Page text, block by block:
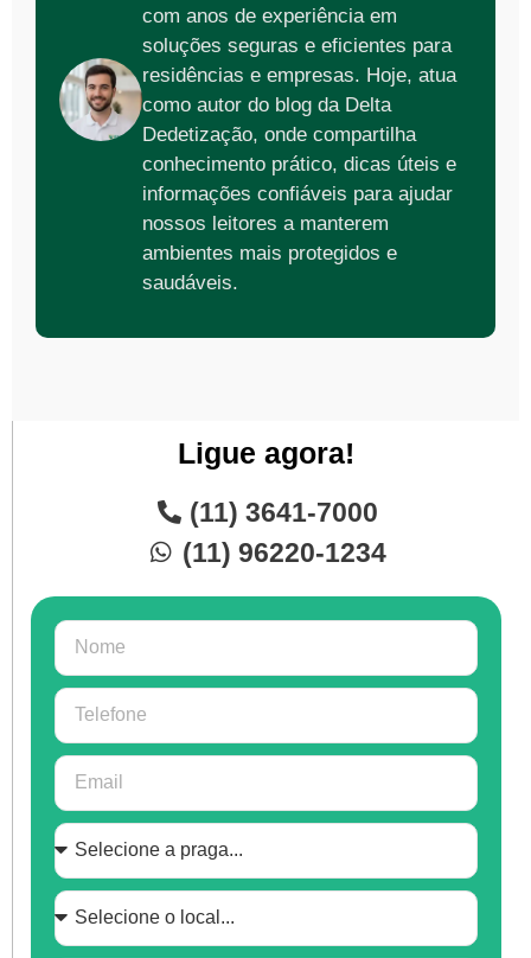
com anos de experiência em
soluções seguras e eficientes para
residências e empresas. Hoje, atua
como autor do blog da Delta
Dedetização, onde compartilha
conhecimento prático, dicas úteis e
informações confiáveis para ajudar
nossos leitores a manterem
ambientes mais protegidos e
saudáveis.
Ligue agora!
(11) 3641-7000
(11) 96220-1234